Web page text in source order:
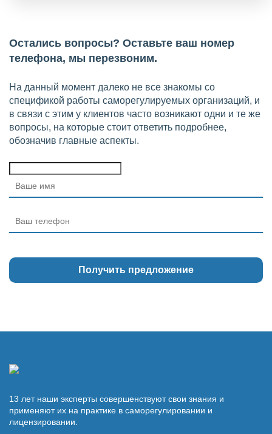
Остались вопросы? Оставьте ваш номер
телефона, мы перезвоним.
На данный момент далеко не все знакомы со
спецификой работы саморегулируемых организаций, и
в связи с этим у клиентов часто возникают одни и те же
вопросы, на которые стоит ответить подробнее,
обозначив главные аспекты.
13 лет наши эксперты совершенствуют свои знания и
применяют их на практике в саморегулировании и
лицензировании.